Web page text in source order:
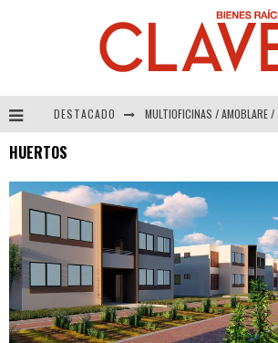
DESTACADO
HUERTOS